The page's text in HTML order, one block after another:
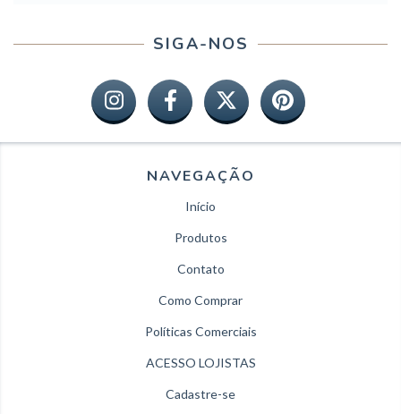
SIGA-NOS
NAVEGAÇÃO
Início
Produtos
Contato
Como Comprar
Políticas Comerciais
ACESSO LOJISTAS
Cadastre-se